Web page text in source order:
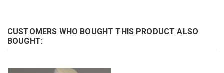
CUSTOMERS WHO BOUGHT THIS PRODUCT ALSO
BOUGHT: